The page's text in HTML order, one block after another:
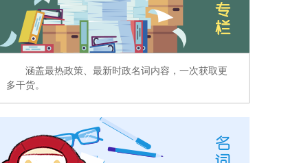
涵盖最热政策、最新时政名词内容，一次获取更
多干货。